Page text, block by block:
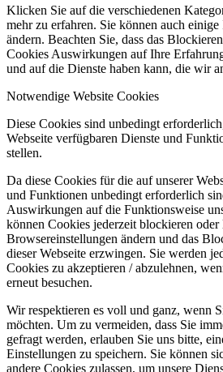
Klicken Sie auf die verschiedenen
mehr zu erfahren. Sie können auch
ändern. Beachten Sie, dass das
Cookies Auswirkungen auf Ihre
und auf die Dienste haben kann, die wir
Notwendige Website Cookies
Diese Cookies sind unbedingt
Webseite verfügbaren Dienste und
stellen.
Da diese Cookies für die auf unserer
und Funktionen unbedingt erforderlich
Auswirkungen auf die Funktionsweise
können Cookies jederzeit blockieren
Browsereinstellungen ändern und das
dieser Webseite erzwingen. Sie werden
Cookies zu akzeptieren / abzulehnen,
erneut besuchen.
Wir respektieren es voll und ganz, wenn
möchten. Um zu vermeiden, dass Sie
gefragt werden, erlauben Sie uns bitte,
Einstellungen zu speichern. Sie können
andere Cookies zulassen, um unsere